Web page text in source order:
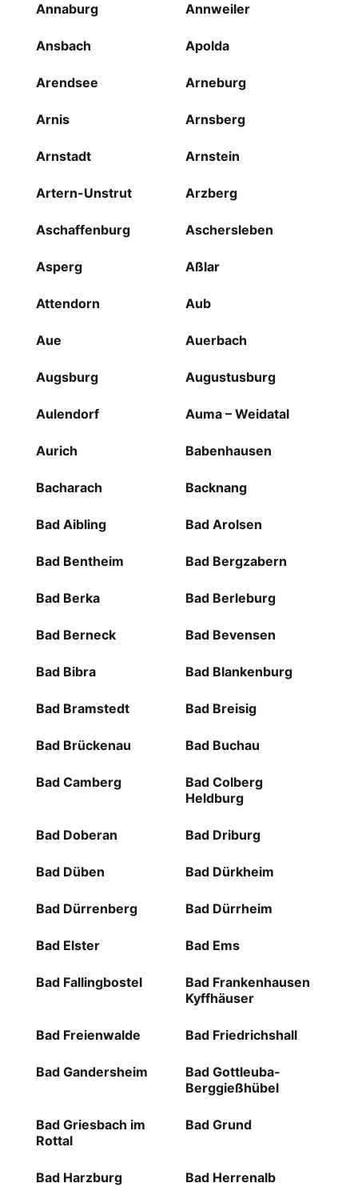
Annaburg Annweiler
Ansbach Apolda
Arendsee Arneburg
Arnis Arnsberg
Arnstadt Arnstein
Artern-Unstrut Arzberg
Aschaffenburg Aschersleben
Asperg Aßlar
Attendorn Aub
Aue Auerbach
Augsburg Augustusburg
Aulendorf Auma – Weidatal
Aurich Babenhausen
Bacharach Backnang
Bad Aibling Bad Arolsen
Bad Bentheim Bad Bergzabern
Bad Berka Bad Berleburg
Bad Berneck Bad Bevensen
Bad Bibra Bad Blankenburg
Bad Bramstedt Bad Breisig
Bad Brückenau Bad Buchau
Bad Camberg
Bad Colberg
Heldburg
Bad Doberan Bad Driburg
Bad Düben Bad Dürkheim
Bad Dürrenberg Bad Dürrheim
Bad Elster Bad Ems
Bad Fallingbostel
Bad Frankenhausen
Kyffhäuser
Bad Freienwalde Bad Friedrichshall
Bad Gandersheim
Bad Gottleuba-
Berggießhübel
Bad Griesbach im
Rottal
Bad Grund
Bad Harzburg Bad Herrenalb